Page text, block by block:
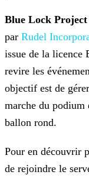
Blue Lock
par Rudel
issue de la licence
revire les
objectif est de
marche du podium
ballon rond.
Pour en découvrir
de rejoindre le